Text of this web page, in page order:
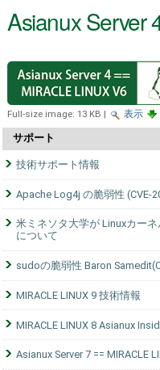
Asianux Server
Full-size image: 13 KB | 表示
サポート
技術サポート情報
Apache Log4j の脆弱性 (CVE-
米ミネソタ大学が Linuxカー
について
sudoの脆弱性 Baron
MIRACLE LINUX 9 技術情報
MIRACLE LINUX 8 Asianux
Asianux Server 7 == MIRACLE